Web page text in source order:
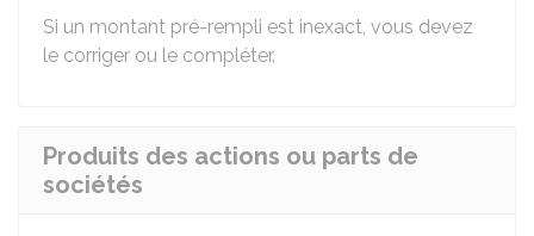
Si un montant pré-rempli est inexact, vous devez
le corriger ou le compléter.
Produits des actions ou parts de
sociétés